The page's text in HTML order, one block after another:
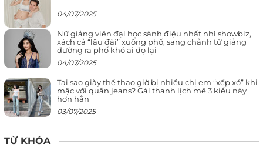
04/07/2025
Nữ giảng viên đại học sành điệu nhất nhì showbiz,
xách cả “lâu đài” xuống phố, sang chảnh từ giảng
đường ra phố khó ai đọ lại
04/07/2025
Tại sao giày thể thao giờ bị nhiều chị em “xếp xó” khi
mặc với quần jeans? Gái thanh lịch mê 3 kiểu này
hơn hẳn
03/07/2025
TỪ KHÓA